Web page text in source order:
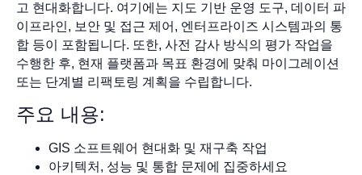
고 현대화합니다. 여기에는 지도 기반 운영 도구, 데이터 파
이프라인, 보안 및 접근 제어, 엔터프라이즈 시스템과의 통
합 등이 포함됩니다. 또한, 사전 감사 방식의 평가 작업을
수행한 후, 현재 플랫폼과 목표 환경에 맞춰 마이그레이션
또는 단계별 리팩토링 계획을 수립합니다.
주요 내용:
GIS 소프트웨어 현대화 및 재구축 작업
아키텍처, 성능 및 통합 문제에 집중하세요